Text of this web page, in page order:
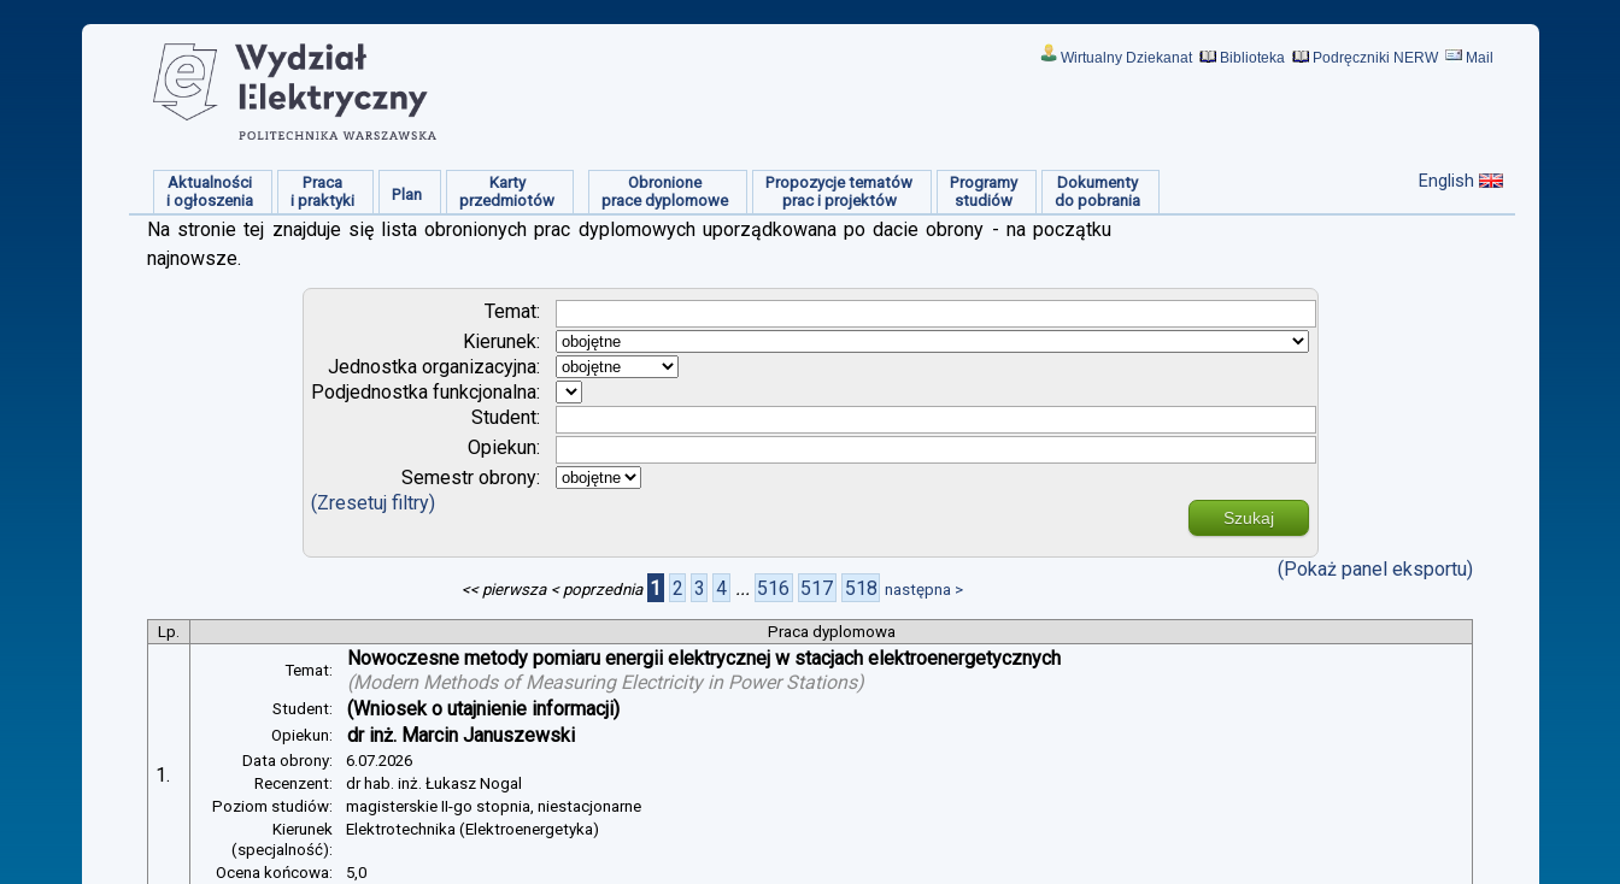
Wirtualny Dziekanat Biblioteka Podręczniki NERW Mail
Aktualności
i ogłoszenia
Praca
i praktyki
Plan
Karty
przedmiotów
Obronione
prace dyplomowe
Propozycje tematów
prac i projektów
Programy
studiów
Dokumenty
do pobrania
English
Na stronie tej znajduje się lista obronionych prac dyplomowych uporządkowana po dacie obrony - na początku
najnowsze.
Temat:
Kierunek:
Jednostka organizacyjna:
Podjednostka funkcjonalna:
Student:
Opiekun:
Semestr obrony:
(Zresetuj filtry)
Szukaj
(Pokaż panel eksportu)
<< pierwsza < poprzednia 1 2 3 4 ... 516 517 518 następna >
Lp. Praca dyplomowa
1.
Temat:
Nowoczesne metody pomiaru energii elektrycznej w stacjach elektroenergetycznych
(Modern Methods of Measuring Electricity in Power Stations)
Student: (Wniosek o utajnienie informacji)
Opiekun: dr inż. Marcin Januszewski
Data obrony:
6.07.2026
Recenzent:
dr hab. inż. Łukasz Nogal
Poziom studiów:
magisterskie II-go stopnia, niestacjonarne
Kierunek
(specjalność):
Elektrotechnika (Elektroenergetyka)
Ocena końcowa:
5,0